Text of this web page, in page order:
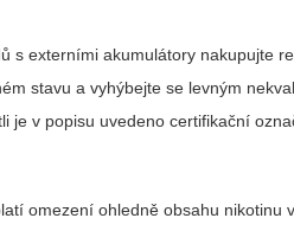
s externími akumulátory nakupujte
stavu a vyhýbejte se levným
v popisu uvedeno certifikační
omezení ohledně obsahu nikotinu